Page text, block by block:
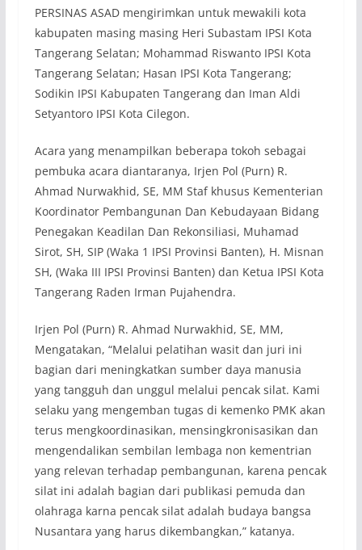
PERSINAS ASAD mengirimkan untuk mewakili kota
kabupaten masing masing Heri Subastam IPSI Kota
Tangerang Selatan; Mohammad Riswanto IPSI Kota
Tangerang Selatan; Hasan IPSI Kota Tangerang;
Sodikin IPSI Kabupaten Tangerang dan Iman Aldi
Setyantoro IPSI Kota Cilegon.
Acara yang menampilkan beberapa tokoh sebagai
pembuka acara diantaranya, Irjen Pol (Purn) R.
Ahmad Nurwakhid, SE, MM Staf khusus Kementerian
Koordinator Pembangunan Dan Kebudayaan Bidang
Penegakan Keadilan Dan Rekonsiliasi, Muhamad
Sirot, SH, SIP (Waka 1 IPSI Provinsi Banten), H. Misnan
SH, (Waka III IPSI Provinsi Banten) dan Ketua IPSI Kota
Tangerang Raden Irman Pujahendra.
Irjen Pol (Purn) R. Ahmad Nurwakhid, SE, MM,
Mengatakan, “Melalui pelatihan wasit dan juri ini
bagian dari meningkatkan sumber daya manusia
yang tangguh dan unggul melalui pencak silat. Kami
selaku yang mengemban tugas di kemenko PMK akan
terus mengkoordinasikan, mensingkronisasikan dan
mengendalikan sembilan lembaga non kementrian
yang relevan terhadap pembangunan, karena pencak
silat ini adalah bagian dari publikasi pemuda dan
olahraga karna pencak silat adalah budaya bangsa
Nusantara yang harus dikembangkan,” katanya.